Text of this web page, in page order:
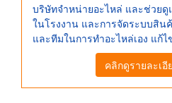
บริษัทจำหน่ายอะไหล่ และช่วยดู
ในโรงงาน และการจัดระบบสิน
และทีมในการทำอะไหล่เอง แก้
คลิกดูรายละเอี